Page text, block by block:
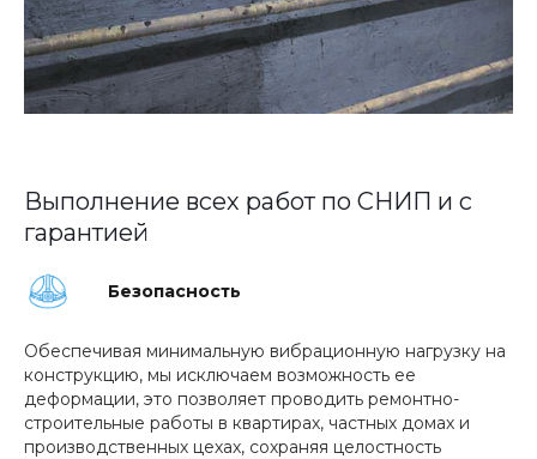
Выполнение всех работ по СНИП и с
гарантией
Безопасность
Обеспечивая минимальную вибрационную нагрузку на
конструкцию, мы исключаем возможность ее
деформации, это позволяет проводить ремонтно-
строительные работы в квартирах, частных домах и
производственных цехах, сохраняя целостность